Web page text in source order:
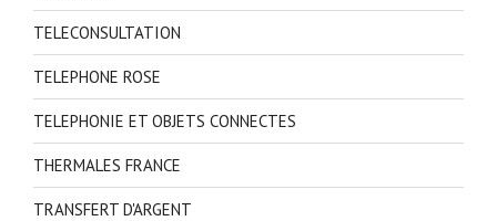
TELECONSULTATION
TELEPHONE ROSE
TELEPHONIE ET OBJETS CONNECTES
THERMALES FRANCE
TRANSFERT D'ARGENT